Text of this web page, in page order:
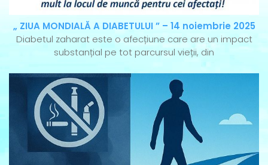
„ ZIUA MONDIALĂ A DIABETULUI ” – 14 noiembrie 2025
Diabetul zaharat este o afecțiune care are un impact
substanțial pe tot parcursul vieții, din